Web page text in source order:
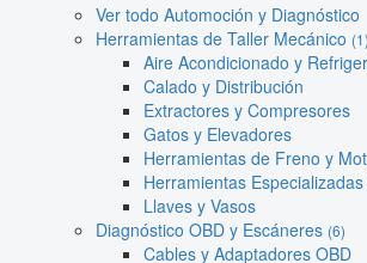
Ver todo Automoción y Diagnóstico
Herramientas de Taller Mecánico (1)
Aire Acondicionado y
Calado y Distribución
Extractores y Compresores
Gatos y Elevadores
Herramientas de Freno y
Herramientas Especializadas
Llaves y Vasos
Diagnóstico OBD y Escáneres (6)
Cables y Adaptadores OBD